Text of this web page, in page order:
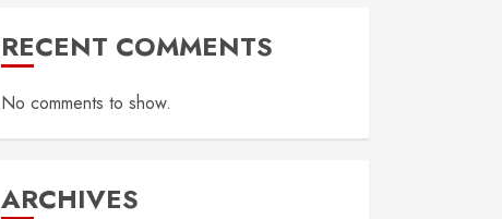
RECENT COMMENTS
No comments to show.
ARCHIVES